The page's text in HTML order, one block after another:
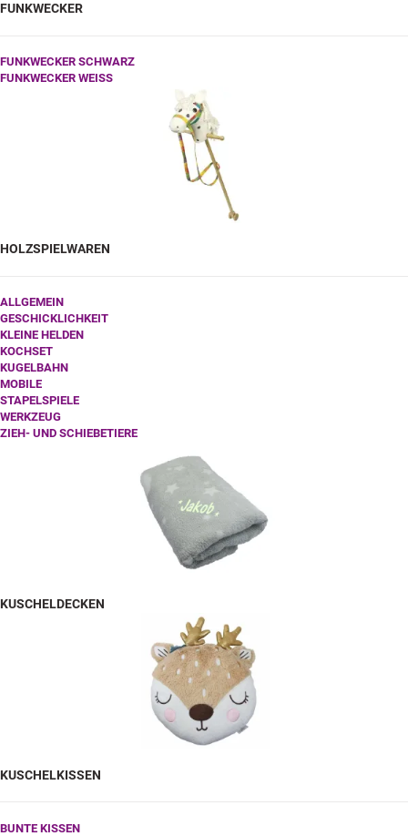
FUNKWECKER
FUNKWECKER SCHWARZ
FUNKWECKER WEISS
HOLZSPIELWAREN
ALLGEMEIN
GESCHICKLICHKEIT
KLEINE HELDEN
KOCHSET
KUGELBAHN
MOBILE
STAPELSPIELE
WERKZEUG
ZIEH- UND SCHIEBETIERE
KUSCHELDECKEN
KUSCHELKISSEN
BUNTE KISSEN